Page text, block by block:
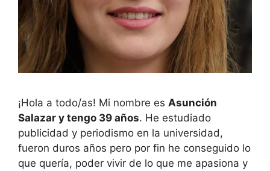
¡Hola a todo/as! Mi nombre es Asunción
Salazar y tengo 39 años. He estudiado
publicidad y periodismo en la universidad,
fueron duros años pero por fin he conseguido lo
que quería, poder vivir de lo que me apasiona y